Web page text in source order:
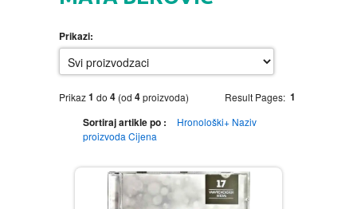
DVD
MOVIES DVD
MUSIC DVD
GADGETI
MTEL PREPAID SIM CARD
SLANJE PAKETA
GIFT CODE
KNJIGE
AUTOBIOGRAFIJA
MUZIKA
Prikazi:
Result Pages: 1
Prikaz1 do 4 (od 4proizvoda)
Sortiraj artikle po : Hronološki+ Naziv
proizvoda Cijena